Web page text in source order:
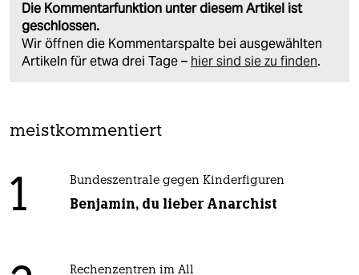
Die Kommentarfunktion unter diesem Artikel ist
geschlossen.
Wir öffnen die Kommentarspalte bei ausgewählten
Artikeln für etwa drei Tage – hier sind sie zu finden.
meistkommentiert
1 Bundeszentrale gegen Kinderfiguren
Benjamin, du lieber Anarchist
Rechenzentren im All